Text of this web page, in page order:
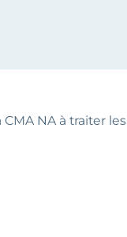
NA à traiter les